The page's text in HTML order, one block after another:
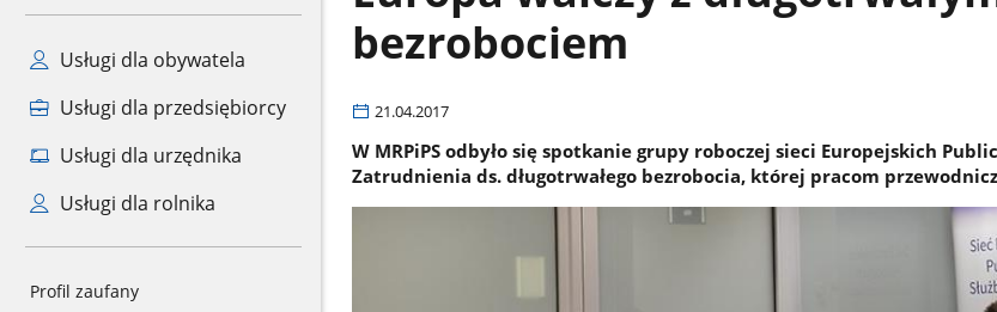
Usługi dla obywatela
Usługi dla przedsiębiorcy
Usługi dla urzędnika
Usługi dla rolnika
Profil zaufany
bezrobociem
21.04.2017
W MRPiPS odbyło się spotkanie grupy roboczej sieci Europejskich
Zatrudnienia ds. długotrwałego bezrobocia, której pracom